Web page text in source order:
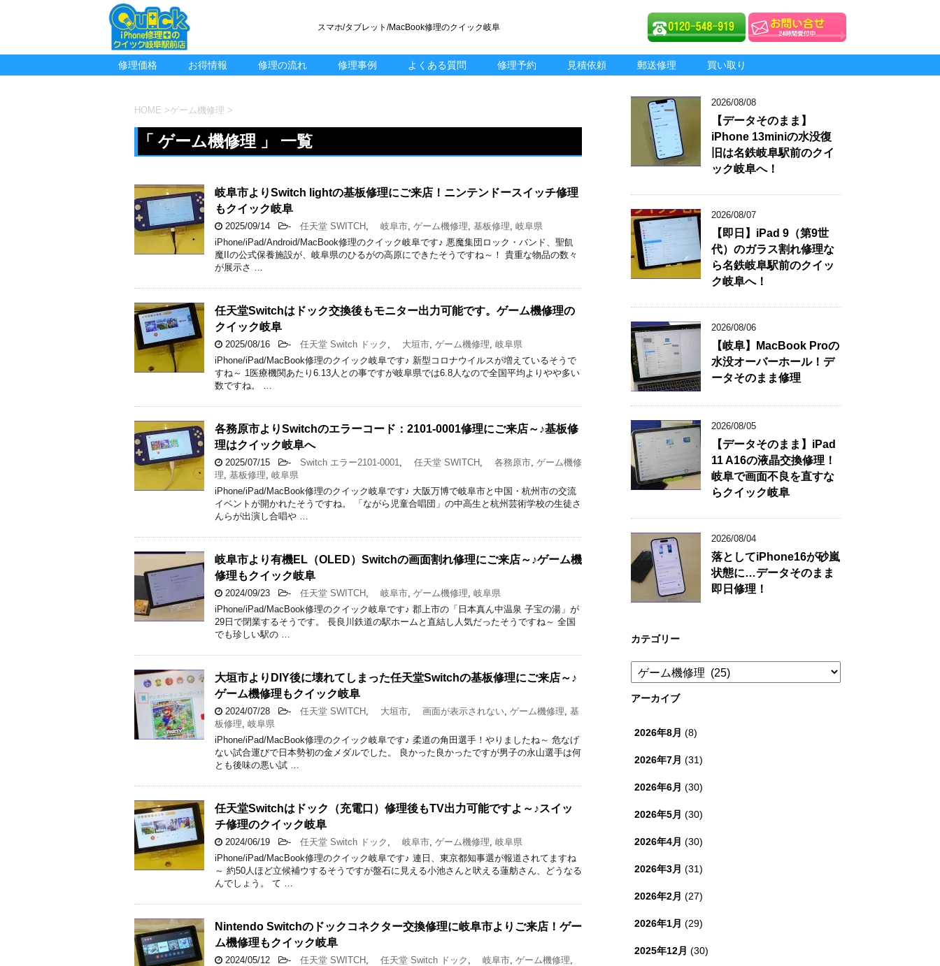
スマホ/タブレット/MacBook修理のクイック岐阜
修理価格 お得情報 修理の流れ 修理事例 よくある質問 修理予約 見積依頼 郵送修理 買い取り
HOME >ゲーム機修理 >
「 ゲーム機修理 」 一覧
岐阜市よりSwitch lightの基板修理にご来店！ニンテンドースイッチ修理
もクイック岐阜
2025/09/14 - 任天堂 SWITCH , 岐阜市, ゲーム機修理, 基板修理, 岐阜県
iPhone/iPad/Android/MacBook修理のクイック岐阜です♪ 悪魔集団ロック・バンド、聖飢
魔IIの公式保養施設が、岐阜県のひるがの高原にできたそうですね～！ 貴重な物品の数々
が展示さ …
任天堂Switchはドック交換後もモニター出力可能です。ゲーム機修理の
クイック岐阜
2025/08/16 - 任天堂 Switch ドック , 大垣市, ゲーム機修理, 岐阜県
iPhone/iPad/MacBook修理のクイック岐阜です♪ 新型コロナウイルスが増えているそうで
すね～ 1医療機関あたり6.13人との事ですが岐阜県では6.8人なので全国平均よりやや多い
数ですね。 …
各務原市よりSwitchのエラーコード：2101-0001修理にご来店～♪基板修
理はクイック岐阜へ
2025/07/15 - Switch エラー2101-0001, 任天堂 SWITCH , 各務原市, ゲーム機修
理, 基板修理, 岐阜県
iPhone/iPad/MacBook修理のクイック岐阜です♪ 大阪万博で岐阜市と中国・杭州市の交流
イベントが開かれたそうですね。 「ながら児童合唱団」の中高生と杭州芸術学校の生徒さ
んらが出演し合唱や …
岐阜市より有機EL（OLED）Switchの画面割れ修理にご来店～♪ゲーム機
修理もクイック岐阜
2024/09/23 - 任天堂 SWITCH , 岐阜市, ゲーム機修理, 岐阜県
iPhone/iPad/MacBook修理のクイック岐阜です♪ 郡上市の「日本真ん中温泉 子宝の湯」が
29日で閉業するそうです。 長良川鉄道の駅ホームと直結し人気だったそうですね～ 全国
でも珍しい駅の …
大垣市よりDIY後に壊れてしまった任天堂Switchの基板修理にご来店～♪
ゲーム機修理もクイック岐阜
2024/07/28 - 任天堂 SWITCH , 大垣市, 画面が表示されない, ゲーム機修理, 基
板修理, 岐阜県
iPhone/iPad/MacBook修理のクイック岐阜です♪ 柔道の角田選手！やりましたね～ 危なげ
ない試合運びで日本勢初の金メダルでした。 良かった良かったですが男子の永山選手は何
とも後味の悪い試 …
任天堂Switchはドック（充電口）修理後もTV出力可能ですよ～♪スイッ
チ修理のクイック岐阜
2024/06/19 - 任天堂 Switch ドック , 岐阜市, ゲーム機修理, 岐阜県
iPhone/iPad/MacBook修理のクイック岐阜です♪ 連日、東京都知事選が報道されてますね
～ 約50人ほど立候補ウするそうですが盤石に見える小池さんと吠える蓮舫さん、どうなる
んでしょう。 て …
Nintendo Switchのドックコネクター交換修理に岐阜市よりご来店！ゲー
ム機修理もクイック岐阜
2024/05/12 - 任天堂 SWITCH , 任天堂 Switch ドック , 岐阜市, ゲーム機修理,
2026/08/08
【データそのまま】
iPhone 13miniの水没復
旧は名鉄岐阜駅前のクイ
ック岐阜へ！
2026/08/07
【即日】iPad 9（第9世
代）のガラス割れ修理な
ら名鉄岐阜駅前のクイッ
ク岐阜へ！
2026/08/06
【岐阜】MacBook Proの
水没オーバーホール！デ
ータそのまま修理
2026/08/05
【データそのまま】iPad
11 A16の液晶交換修理！
岐阜で画面不良を直すな
らクイック岐阜
2026/08/04
落としてiPhone16が砂嵐
状態に…データそのまま
即日修理！
カテゴリー
カ
テ
ゴ
アーカイブ
2026年8月 (8)
2026年7月 (31)
2026年6月 (30)
2026年5月 (30)
2026年4月 (30)
2026年3月 (31)
2026年2月 (27)
2026年1月 (29)
2025年12月 (30)